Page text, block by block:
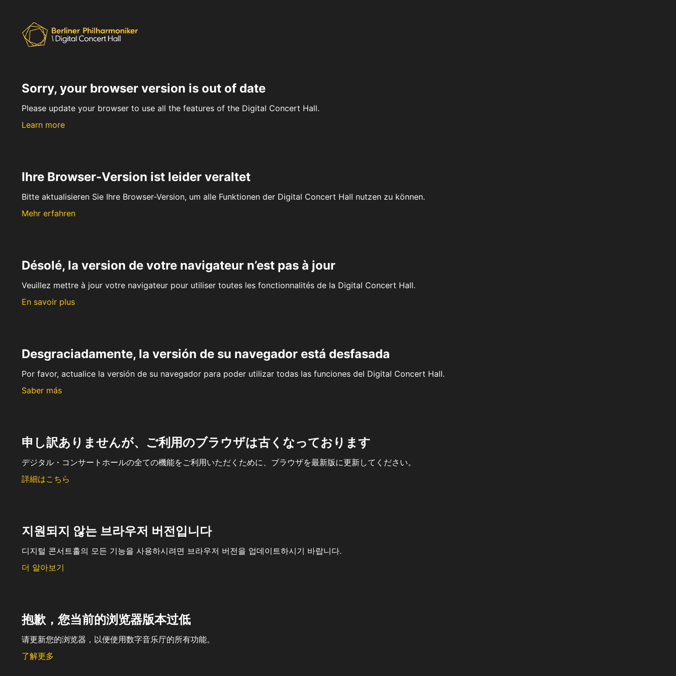
Sorry, your browser version is out of date
Please update your browser to use all the features of the Digital Concert Hall.
Learn more
Ihre Browser-Version ist leider veraltet
Bitte aktualisieren Sie Ihre Browser-Version, um alle Funktionen der Digital Concert Hall nutzen zu können.
Mehr erfahren
Désolé, la version de votre navigateur n’est pas à jour
Veuillez mettre à jour votre navigateur pour utiliser toutes les fonctionnalités de la Digital Concert Hall.
En savoir plus
Desgraciadamente, la versión de su navegador está desfasada
Por favor, actualice la versión de su navegador para poder utilizar todas las funciones del Digital Concert Hall.
Saber más
申し訳ありませんが、ご利用のブラウザは古くなっております
デジタル・コンサートホールの全ての機能をご利用いただくために、ブラウザを最新版に更新してください。
詳細はこちら
지원되지 않는 브라우저 버전입니다
디지털 콘서트홀의 모든 기능을 사용하시려면 브라우저 버전을 업데이트하시기 바랍니다.
더 알아보기
抱歉，您当前的浏览器版本过低
请更新您的浏览器，以便使用数字音乐厅的所有功能。
了解更多